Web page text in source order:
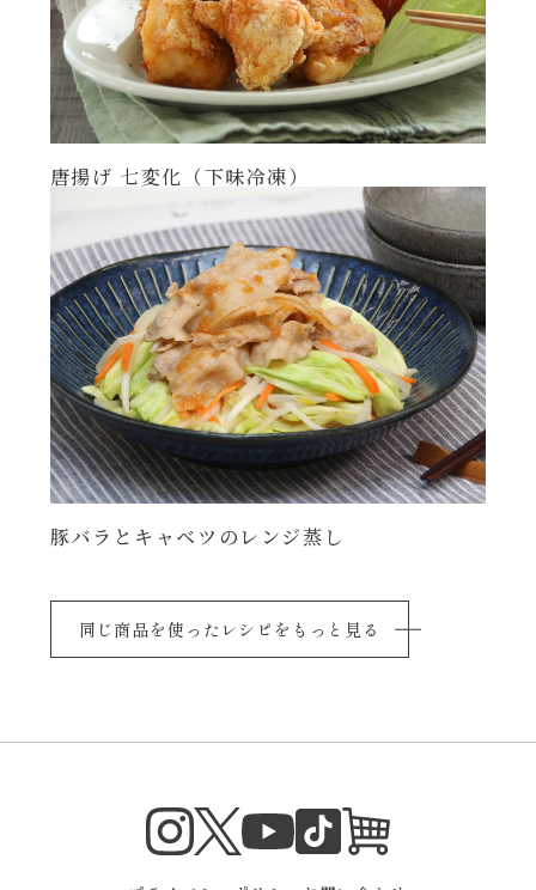
唐揚げ 七変化（下味冷凍）
豚バラとキャベツのレンジ蒸し
同じ商品を使ったレシピをもっと見る
Instagram
TwitterYouTube
TikTok